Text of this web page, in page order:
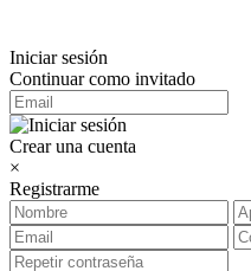
Iniciar sesión
Continuar como invitado
Crear una cuenta
×
Registrarme